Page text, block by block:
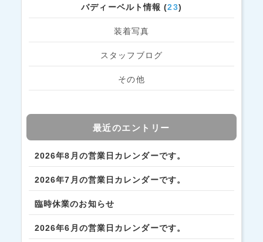
バディーベルト情報 (23)
装着写真
スタッフブログ
その他
最近のエントリー
2026年8月の営業日カレンダーです。
2026年7月の営業日カレンダーです。
臨時休業のお知らせ
2026年6月の営業日カレンダーです。